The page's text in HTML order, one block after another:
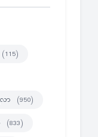
(115)
ာ (950)
(833)